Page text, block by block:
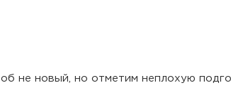
не новый, но отметим неплохую